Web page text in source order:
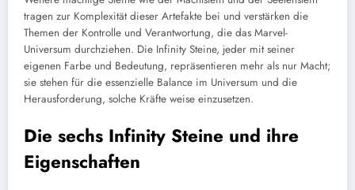
tragen zur Komplexität dieser Artefakte bei und verstärken die
Themen der Kontrolle und Verantwortung, die das Marvel-
Universum durchziehen. Die Infinity Steine, jeder mit seiner
eigenen Farbe und Bedeutung, repräsentieren mehr als nur Macht;
sie stehen für die essenzielle Balance im Universum und die
Herausforderung, solche Kräfte weise einzusetzen.
Die sechs Infinity Steine und ihre
Eigenschaften